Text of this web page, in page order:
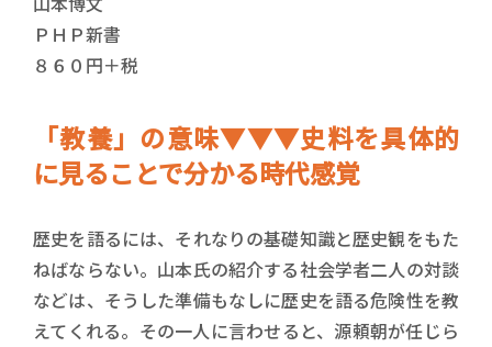
ＰＨＰ新書
８６０円＋税
「教養」の意味▼▼▼史料を具体的
に見ることで分かる時代感覚
歴史を語るには、それなりの基礎知識と歴史観をもた
ねばならない。山本氏の紹介する社会学者二人の対談
などは、そうした準備もなしに歴史を語る危険性を教
えてくれる。その一人に言わせると、源頼朝が任じら